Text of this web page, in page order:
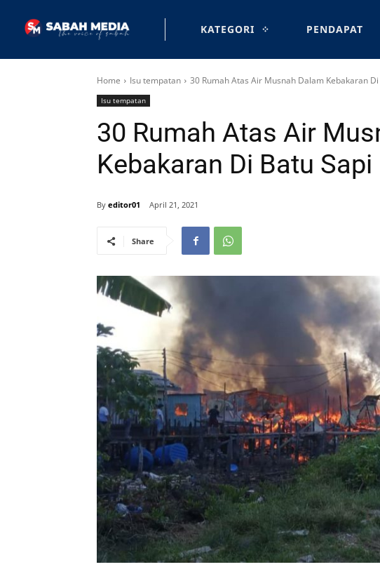
KATEGORI PENDAPAT
Home Isu tempatan 30 Rumah Atas Air Musnah Dalam Kebakaran
Isu tempatan
30 Rumah Atas Air
Kebakaran Di Batu Sapi
By editor01 April 21, 2021
Share